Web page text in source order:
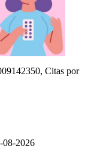
Citas por
08-2026